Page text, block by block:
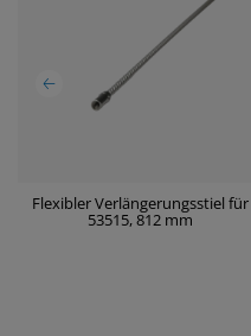
Flexibler Verlängerungsstiel für
53515, 812 mm